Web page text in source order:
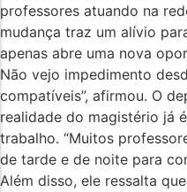
professores atuando na
mudança traz um alívio
apenas abre uma nova
Não vejo impedimento
compatíveis”, afirmou. O
realidade do magistério já
trabalho. “Muitos
de tarde e de noite para
Além disso, ele ressalta